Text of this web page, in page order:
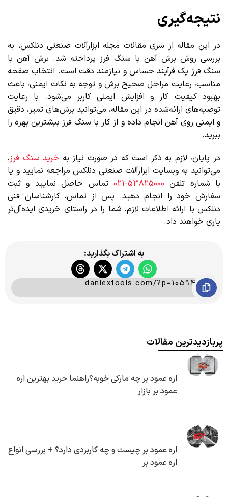
نتیجه‌گیری
در این مقاله از سری مقالات مجله ابزارآلات صنعتی دنلکس، به
بررسی روش برش آهن با سنگ فرز پرداخته شد. برش آهن با
سنگ فرز یک فرآیند حساس و نیازمند دقت است. انتخاب صفحه
مناسب، رعایت مراحل صحیح برش و توجه به نکات ایمنی، باعث
بهبود کیفیت کار و افزایش ایمنی کاربر می‌شود. با رعایت
توصیه‌های ارائه‌شده در این مقاله، می‌توانید برش‌های تمیز، دقیق
و ایمنی روی آهن انجام داده و از کار با سنگ فرز بیشترین بهره را
ببرید.
در پایان، لازم به ذکر است که در صورت نیاز به خرید سنگ فرز،
می‌توانید به وبسایت ابزارآلات صنعتی دنلکس مراجعه نمایید و یا
با شماره تلفن 53825000-021
تماس حاصل نمایید و ثبت
سفارش خود را انجام دهید. پس از تماس، کارشناسان فنی
دنلکس با ارائه اطلاعات لازم، شما را در راستای خریدی ایده‌آل‌تر
یاری خواهند داد.
به اشتراک بگذارید:
danlextools.com/?p=10594
پربازدیدترین مقالات
اره عمود بر چه مارکی خوبه؟راهنما خرید بهترین اره
عمود بر بازار
اره عمود بر چیست و چه کاربردی دارد؟ + بررسی انواع
اره عمود بر